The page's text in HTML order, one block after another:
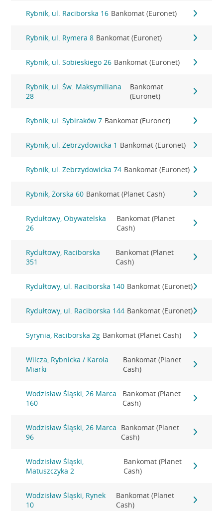
Rybnik, ul. Raciborska 16 Bankomat (Euronet)
Rybnik, ul. Rymera 8 Bankomat (Euronet)
Rybnik, ul. Sobieskiego 26 Bankomat (Euronet)
Rybnik, ul. Św. Maksymiliana
28
Bankomat
(Euronet)
Rybnik, ul. Sybiraków 7 Bankomat (Euronet)
Rybnik, ul. Zebrzydowicka 1 Bankomat (Euronet)
Rybnik, ul. Zebrzydowicka 74 Bankomat (Euronet)
Rybnik, Żorska 60 Bankomat (Planet Cash)
Rydułtowy, Obywatelska
26
Bankomat (Planet
Cash)
Rydułtowy, Raciborska
351
Bankomat (Planet
Cash)
Rydułtowy, ul. Raciborska 140 Bankomat (Euronet)
Rydułtowy, ul. Raciborska 144 Bankomat (Euronet)
Syrynia, Raciborska 2g Bankomat (Planet Cash)
Wilcza, Rybnicka / Karola
Miarki
Bankomat (Planet
Cash)
Wodzisław Śląski, 26 Marca
160
Bankomat (Planet
Cash)
Wodzisław Śląski, 26 Marca
96
Bankomat (Planet
Cash)
Wodzisław Śląski,
Matuszczyka 2
Bankomat (Planet
Cash)
Wodzisław Śląski, Rynek
10
Bankomat (Planet
Cash)